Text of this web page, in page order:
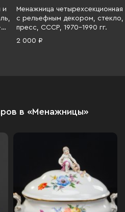
и
Менажница четырехсекционная
с рельефным декором, стекло,
пресс, СССР, 1970-1990 гг.
2 000 ₽
в «Менажницы»